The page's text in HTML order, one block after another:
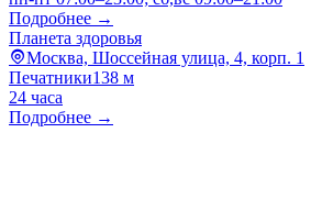
Подробнее →
Планета здоровья
Москва, Шоссейная улица, 4, корп. 1
Печатники138 м
24 часа
Подробнее →